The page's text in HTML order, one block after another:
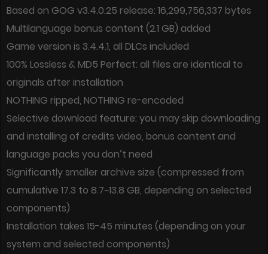
Based on GOG v3.4.0.25 release: 16,299,756,337 bytes
Multilanguage bonus content (2.1 GB) added
Game version is 3.4.4.1, all DLCs included
100% Lossless & MD5 Perfect: all files are identical to
originals after installation
NOTHING ripped, NOTHING re-encoded
Selective download feature: you may skip downloading
and installing of credits video, bonus content and
language packs you don’t need
Significantly smaller archive size (compressed from
cumulative 17.3 to 8.7~13.8 GB, depending on selected
components)
Installation takes 15-45 minutes (depending on your
system and selected components)